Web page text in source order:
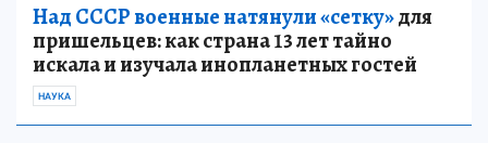
Над СССР военные натянули «сетку»для
пришельцев: как страна 13 лет тайно
искала и изучала инопланетных гостей
НАУКА